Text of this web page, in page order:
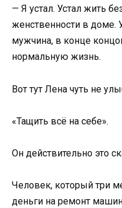
— Я устал. Устал жить
женственности в доме.
мужчина, в конце
нормальную жизнь.
Вот тут Лена чуть не
«Тащить всё на себе».
Он действительно это
Человек, который три
деньги на ремонт